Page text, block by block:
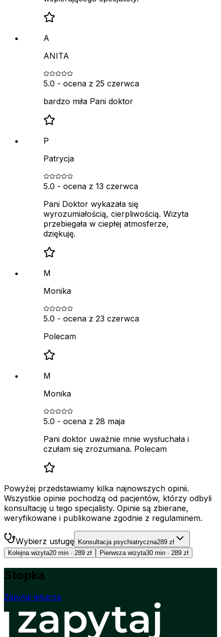
A
ANITA
5.0 - ocena z 25 czerwca
bardzo miła Pani doktor
P
Patrycja
5.0 - ocena z 13 czerwca
Pani Doktor wykazała się
wyrozumiałością, cierpliwością. Wizyta
przebiegała w ciepłej atmosferze,
dziękuję.
M
Monika
5.0 - ocena z 23 czerwca
Polecam
M
Monika
5.0 - ocena z 28 maja
Pani doktor uważnie mnie wysłuchała i
czułam się zrozumiana. Polecam
Powyżej przedstawiamy kilka najnowszych opinii.
Wszystkie opinie pochodzą od pacjentów, którzy odbyli
konsultację u tego specjalisty. Opinie są zbierane,
weryfikowane i publikowane zgodnie z regulaminem.
Wybierz usługę Konsultacja psychiatryczna289 zł
Kolejna wizyta20 min · 289 zł Pierwsza wizyta30 min · 289 zł
Stopka
Zapytaj lekarza